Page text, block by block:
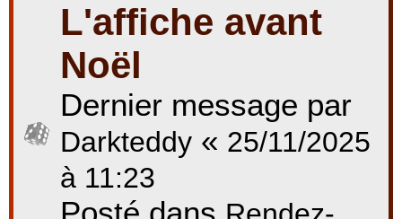
L'affiche avant
Noël
Dernier message par
Darkteddy « 25/11/2025
à 11:23